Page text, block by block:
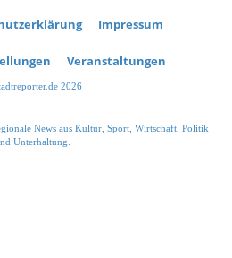
Impressum
Veranstaltungen
2026
News aus Kultur, Sport, Wirtschaft, Politik
Unterhaltung.